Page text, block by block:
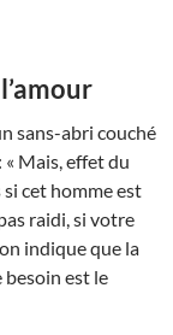
sans-abri couché
« Mais, effet du
si cet homme est
raidi, si votre
indique que la
besoin est le